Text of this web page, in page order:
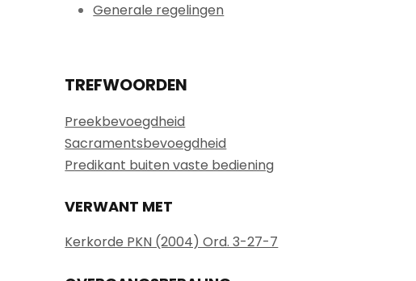
Generale regelingen
TREFWOORDEN
Preekbevoegdheid
Sacramentsbevoegdheid
Predikant buiten vaste bediening
VERWANT MET
Kerkorde PKN (2004) Ord. 3-27-7